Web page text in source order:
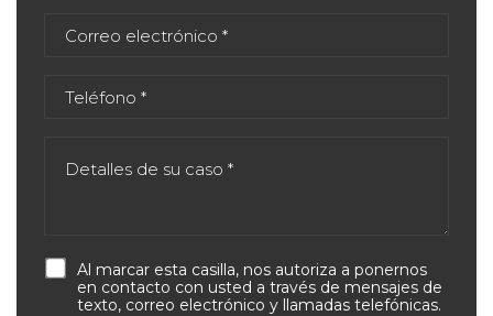
Al marcar esta casilla, nos autoriza a ponernos
en contacto con usted a través de mensajes de
texto, correo electrónico y llamadas telefónicas.